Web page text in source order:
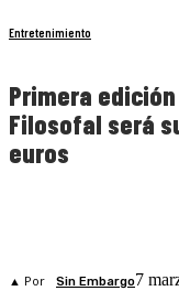
Entretenimiento
Primera
Filosofal será
euros
▲ Por Sin Embargo7